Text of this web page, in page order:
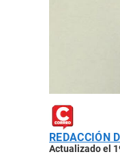
REDACCIÓN
Actualizado el